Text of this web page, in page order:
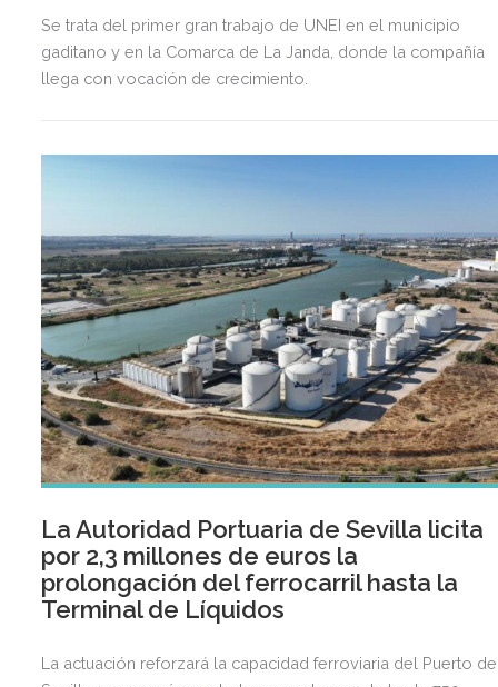
Se trata del primer gran trabajo de UNEI en el municipio
gaditano y en la Comarca de La Janda, donde la compañía
llega con vocación de crecimiento.
La Autoridad Portuaria de Sevilla licita
por 2,3 millones de euros la
prolongación del ferrocarril hasta la
Terminal de Líquidos
La actuación reforzará la capacidad ferroviaria del Puerto de